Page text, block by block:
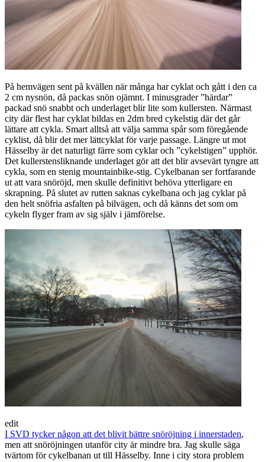
På hemvägen sent på kvällen när många har cyklat och gått i den ca
2 cm nysnön, då packas snön ojämnt. I minusgrader ”härdar”
packad snö snabbt och underlaget blir lite som kullersten. Närmast
city där flest har cyklat bildas en 2dm bred cykelstig där det går
lättare att cykla. Smart alltså att välja samma spår som föregående
cyklist, då blir det mer lättcyklat för varje passage. Längre ut mot
Hässelby är det naturligt färre som cyklar och ”cykelstigen” upphör.
Det kullerstensliknande underlaget gör att det blir avsevärt tyngre att
cykla, som en stenig mountainbike-stig. Cykelbanan ser fortfarande
ut att vara snöröjd, men skulle definitivt behöva ytterligare en
skrapning. På slutet av rutten saknas cykelbana och jag cyklar på
den helt snöfria asfalten på bilvägen, och då känns det som om
cykeln flyger fram av sig själv i jämförelse.
edit
I SVD tycker någon att det blivit bättre snöröjning i innerstaden,
men att snöröjningen utanför city är mindre bra. Jag skulle säga
tvärtom för cykelbanan ut till Hässelby. Inne i city stora problem